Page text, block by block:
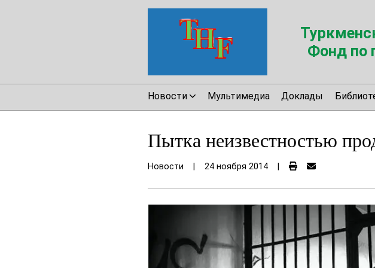
Фонд по
Новости Мультимедиа Доклады
Пытка неизвестностью
Новости 24 ноября 2014